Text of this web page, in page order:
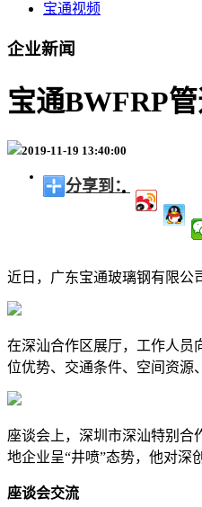
宝通视频
企业新闻
宝通BWFRP
2019-11-19 13:40:00
分享到：
近日，广东宝通玻璃钢有限公
在深汕合作区展厅，工作人员
位优势、交通条件、空间资源
座谈会上，深圳市深汕特别合
地企业呈“井喷”态势，他对深
座谈会交流